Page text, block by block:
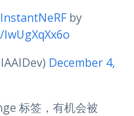
by
December 4,
标签，有机会被